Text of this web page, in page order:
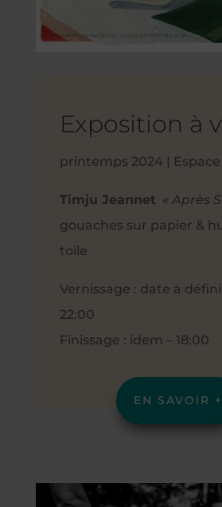
Exposition à
printemps 2024 |
Timju Jeannet « Après
gouaches sur papier &
toile
Vernissage : date à
22:00
Finissage : idem – 18:00
EN SAVOIR +